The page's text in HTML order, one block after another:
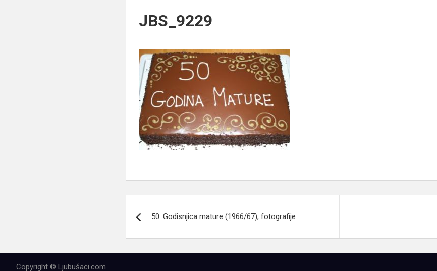
JBS_9229
članaka
50. Godisnjica mature (1966/67), fotografije
Copyright © Ljubušaci.com